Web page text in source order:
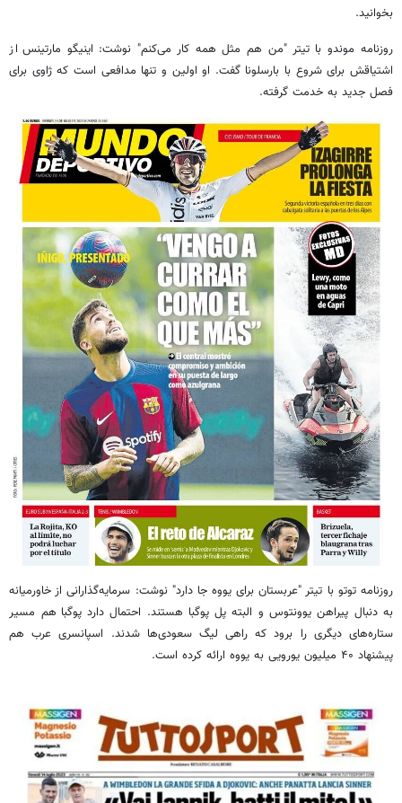
بخوانید.
روزنامه موندوبا تیتر "من هم مثل همه کار می‌کنم" نوشت: اینیگو مارتینس از
اشتیاقش برای شروع با بارسلونا گفت. او اولین و تنها مدافعی است کهژاوی برای
فصل جدید به خدمت گرفته.
روزنامه توتو با تیتر "عربستان برای یووه جا دارد" نوشت: سرمایه‌گذارانی از خاورمیانه
به دنبال پیراهن یوونتوس و البته پلپوگبا هستند. احتمال داردپوگبا هم مسیر
ستاره‌های دیگری را برود که راهی لیگ سعودی‌ها شدند. اسپانسری عرب هم
پیشنهاد ۴۰ میلیون یورویی به
یووه ارائه کرده است.